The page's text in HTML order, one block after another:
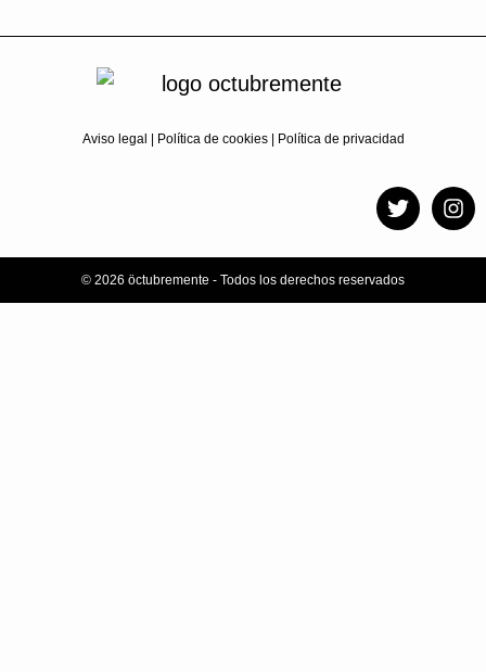
Aviso legal Política de cookies| Política de privacidad
© 2026 öctubremente - Todos los derechos reservados